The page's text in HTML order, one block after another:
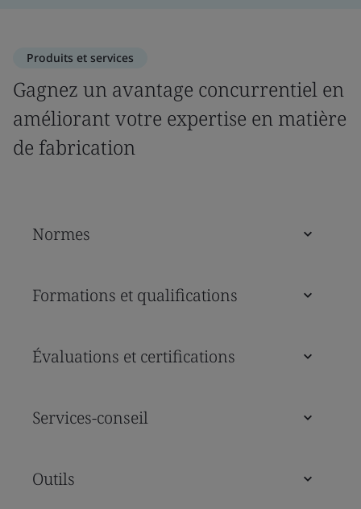
Produits et services
Gagnez un avantage concurrentiel en
améliorant votre expertise en matière
de fabrication
Normes
Formations et qualifications
Évaluations et certifications
Services-conseil
Outils